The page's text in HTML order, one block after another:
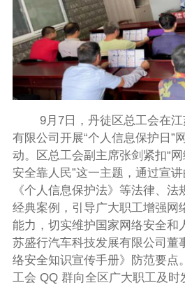
9月7日，丹徒区总工会在
有限公司开展“个人信息保护日”
动。区总工会副主席张剑紧扣“
安全靠人民”这一主题，通过宣
《个人信息保护法》等法律、
经典案例，引导广大职工增强网
能力，切实维护国家网络安全和
苏盛行汽车科技发展有限公司董
络安全知识宣传手册》防范要点
工会 QQ 群向全区广大职工及时